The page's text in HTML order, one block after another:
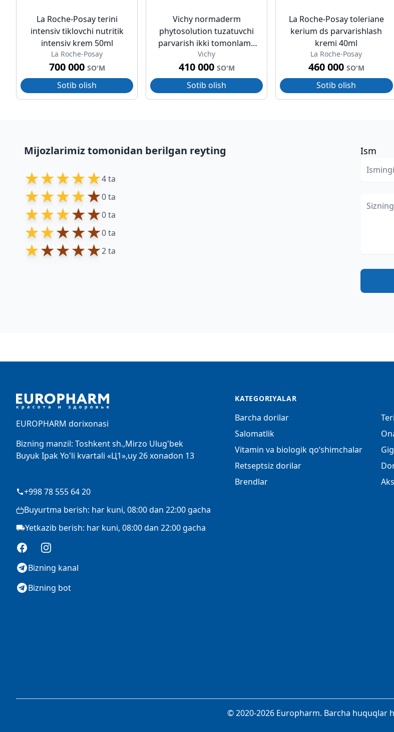
La Roche-Posay terini
intensiv tiklovchi nutritik
intensiv krem 50ml
La Roche-Posay
700 000 SO'M
Sotib olish
Vichy normaderm
phytosolution tuzatuvchi
parvarish ikki tomonlama
50ml
Vichy
410 000 SO'M
Sotib olish
La Roche-Posay toleriane
kerium ds parvarishlash
kremi 40ml
La Roche-Posay
460 000 SO'M
Sotib olish
Mijozlarimiz tomonidan berilgan reyting
★★★★★4 ta
★★★★★0 ta
★★★★★0 ta
★★★★★0 ta
★★★★★2 ta
Ism
EUROPHARM dorixonasi
Bizning manzil: Toshkent sh.,Mirzo Ulug'bek
Buyuk Ipak Yo'li kvartali «Ц1»,uy 26 xonadon 13
+998 78 555 64 20
Buyurtma berish: har kuni, 08:00 dan 22:00 gacha
Yetkazib berish: har kuni, 08:00 dan 22:00 gacha
FacebookInstagram
Bizning kanal
Bizning bot
KATEGORIYALAR
Barcha dorilar
Salomatlik
Vitamin va biologik qo‘shimchalar
Retseptsiz dorilar
Brendlar
© 2020-2026 Europharm. Barcha huquqlar